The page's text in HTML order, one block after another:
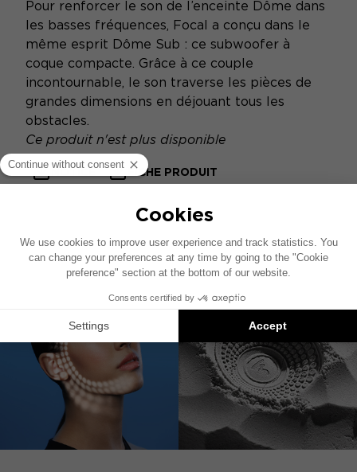
Pour renforcer le son de l’enceinte Dôme dans
les basses fréquences, Focal a conçu dans le
même esprit Dôme Sub : ce subwoofer à
coque compacte. Grâce à ce couple
incontournable, le son traverse les pièces de
grandes dimensions en déjouant tous les
obstacles.
Ce produit n'est plus disponible
NOTICE FICHE PRODUIT
CATALOGUE HOME